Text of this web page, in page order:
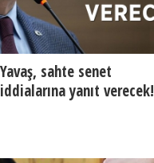
Yavaş, sahte senet
iddialarına yanıt verecek!